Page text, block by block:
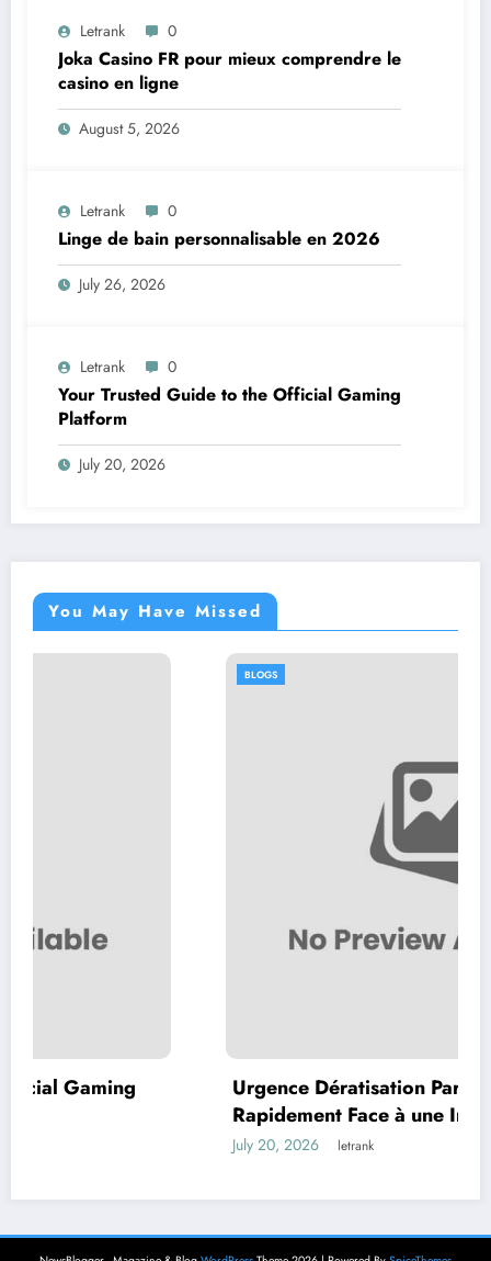
Letrank 0
Joka Casino FR pour mieux comprendre le
casino en ligne
August 5, 2026
Letrank 0
Linge de bain personnalisable en 2026
July 26, 2026
Letrank 0
Your Trusted Guide to the Official Gaming
Platform
July 20, 2026
You May Have Missed
Urgence Dératisation Paris :
Rapidement Face à une Infestation de
letrank